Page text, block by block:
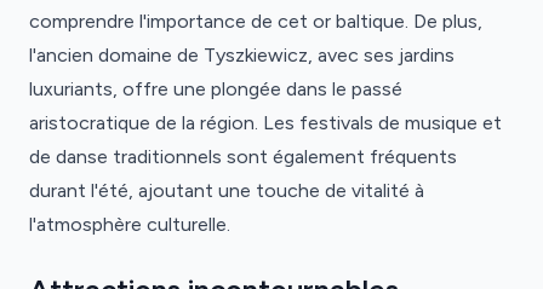
comprendre l'importance de cet or baltique. De plus,
l'ancien domaine de Tyszkiewicz, avec ses jardins
luxuriants, offre une plongée dans le passé
aristocratique de la région. Les festivals de musique et
de danse traditionnels sont également fréquents
durant l'été, ajoutant une touche de vitalité à
l'atmosphère culturelle.